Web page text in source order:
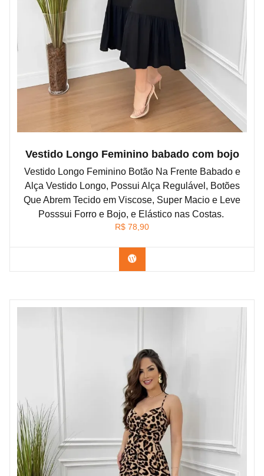
Vestido Longo Feminino babado com bojo
Vestido Longo Feminino Botão Na Frente Babado e
Alça Vestido Longo, Possui Alça Regulável, Botões
Que Abrem Tecido em Viscose, Super Macio e Leve
Posssui Forro e Bojo, e Elástico nas Costas.
R$ 78,90
Confira na Shopee